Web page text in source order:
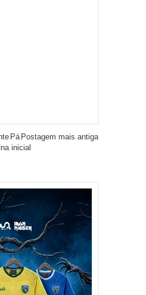
Postagem mais antiga
Pá
inicial